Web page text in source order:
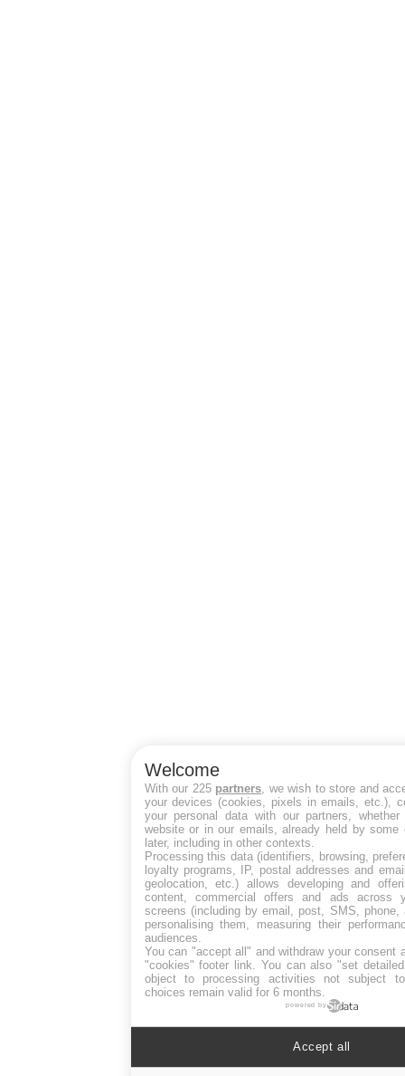
Welcome
With our 225 partners , we wish to store and
your devices (cookies, pixels in emails, etc.),
your personal data with our partners,
website or in our emails, already held by some
later, including in other contexts.
Processing this data (identifiers, browsing,
loyalty programs, IP, postal addresses and
geolocation, etc.) allows developing and
content, commercial offers and ads across
screens (including by email, post, SMS, phone,
personalising them, measuring their
audiences.
You can "accept all" and withdraw your consent
"cookies" footer link . You can also "set
object to processing activities not subject
choices remain valid for 6 months.
powered by
Accept all